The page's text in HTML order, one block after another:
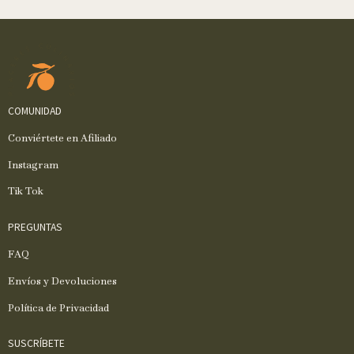
COMUNIDAD
Conviértete en Afiliado
Instagram
Tik Tok
PREGUNTAS
FAQ
Envíos y Devoluciones
Política de Privacidad
SUSCRÍBETE